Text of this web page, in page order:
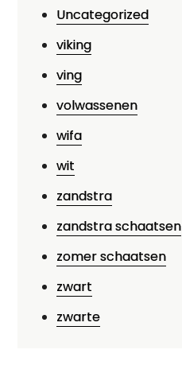
Uncategorized
viking
ving
volwassenen
wifa
wit
zandstra
zandstra schaatsen
zomer schaatsen
zwart
zwarte